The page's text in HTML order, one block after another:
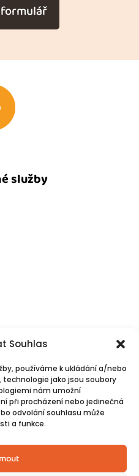
Souhlas
používáme k ukládání a/nebo
jako jsou soubory
nám umožní
při procházení nebo jedinečná
odvolání souhlasu může
a funkce.
služby
s námi!